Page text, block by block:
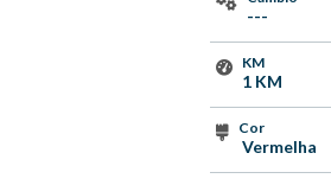
---
KM
1 KM
Cor
Vermelha